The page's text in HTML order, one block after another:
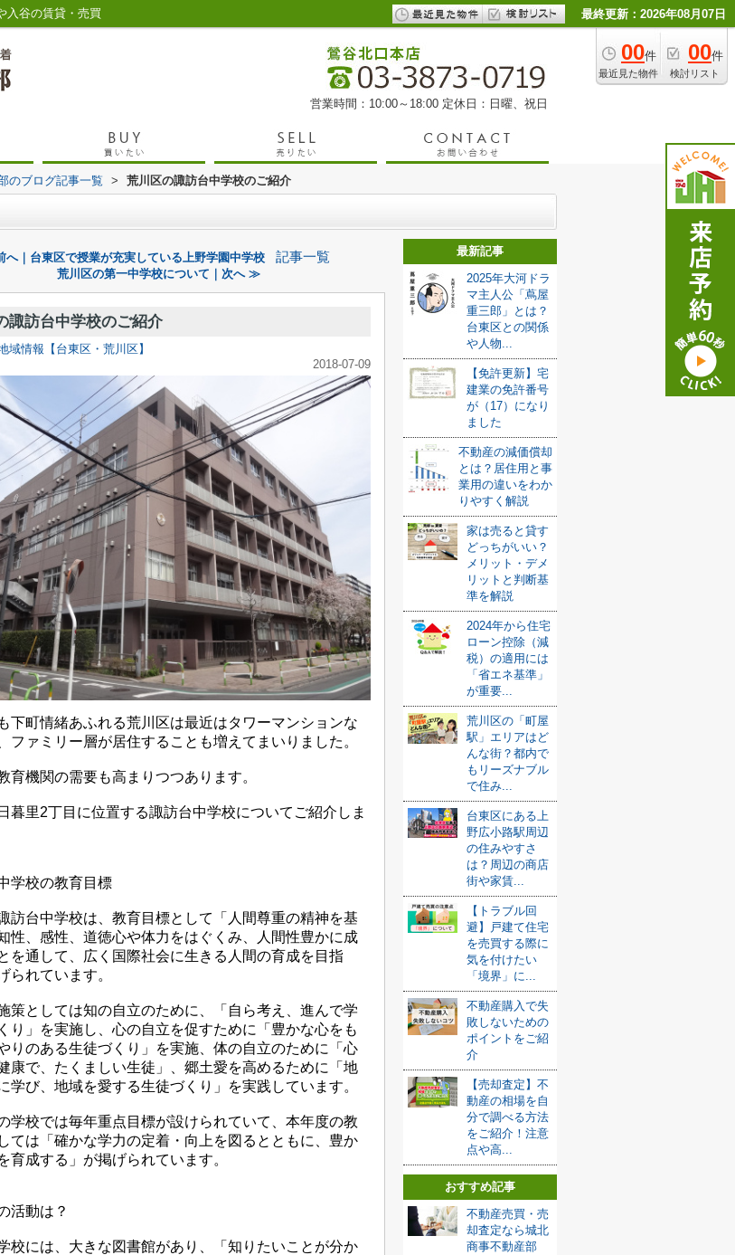
入谷の賃貸・売買 最終更新：2026年08月07日
00件
最近見た物件
00件
検討リスト
営業時間：10:00～18:00 定休日：日曜、祝日
のブログ記事一覧 > 荒川区の諏訪台中学校のご紹介
｜台東区で授業が充実している上野学園中学校 記事一覧
荒川区の第一中学校について｜次へ ≫
諏訪台中学校のご紹介
域情報【台東区・荒川区】
2018-07-09
下町情緒あふれる荒川区は最近はタワーマンションな
ファミリー層が居住することも増えてまいりました。
育機関の需要も高まりつつあります。
暮里2丁目に位置する諏訪台中学校についてご紹介しま
学校の教育目標
訪台中学校は、教育目標として「人間尊重の精神を基
性、感性、道徳心や体力をはぐくみ、人間性豊かに成
を通して、広く国際社会に生きる人間の育成を目指
られています。
策としては知の自立のために、「自ら考え、進んで学
り」を実施し、心の自立を促すために「豊かな心をも
りのある生徒づくり」を実施、体の自立のために「心
康で、たくましい生徒」、郷土愛を高めるために「地
学び、地域を愛する生徒づくり」を実践しています。
学校では毎年重点目標が設けられていて、本年度の教
ては「確かな学力の定着・向上を図るとともに、豊か
育成する」が掲げられています。
活動は？
校には、大きな図書館があり、「知りたいことが分か
最新記事
2025年大河ドラ
マ主人公「蔦屋
重三郎」とは？
台東区との関係
や人物...
【免許更新】宅
建業の免許番号
が（17）になり
ました
不動産の減価償却
とは？居住用と事
業用の違いをわか
りやすく解説
家は売ると貸す
どっちがいい？
メリット・デメ
リットと判断基
準を解説
2024年から住宅
ローン控除（減
税）の適用には
「省エネ基準」
が重要...
荒川区の「町屋
駅」エリアはど
んな街？都内で
もリーズナブル
で住み...
台東区にある上
野広小路駅周辺
の住みやすさ
は？周辺の商店
街や家賃...
【トラブル回
避】戸建て住宅
を売買する際に
気を付けたい
「境界」に...
不動産購入で失
敗しないための
ポイントをご紹
介
【売却査定】不
動産の相場を自
分で調べる方法
をご紹介！注意
点や高...
おすすめ記事
不動産売買・売
却査定なら城北
商事不動産部